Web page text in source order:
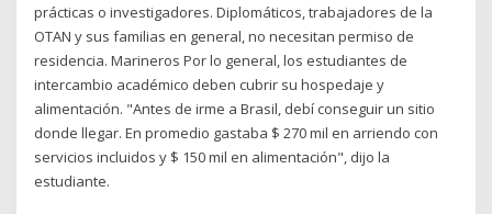
prácticas o investigadores. Diplomáticos, trabajadores de la
OTAN y sus familias en general, no necesitan permiso de
residencia. Marineros Por lo general, los estudiantes de
intercambio académico deben cubrir su hospedaje y
alimentación. "Antes de irme a Brasil, debí conseguir un sitio
donde llegar. En promedio gastaba $ 270 mil en arriendo con
servicios incluidos y $ 150 mil en alimentación", dijo la
estudiante.